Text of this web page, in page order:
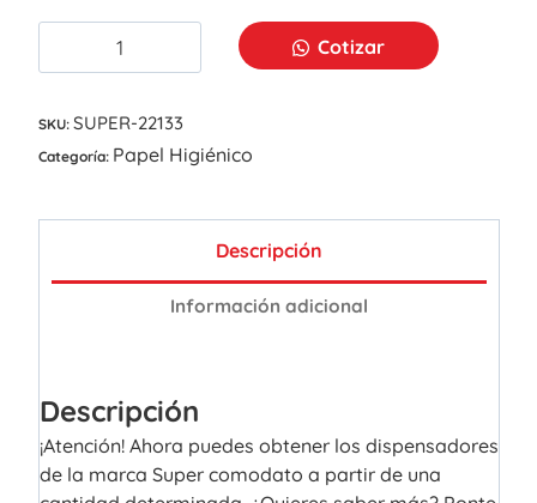
Cotizar
SKU: SUPER-22133
Categoría: Papel Higiénico
Descripción
Información adicional
Descripción
¡Atención! Ahora puedes obtener los dispensadores
de la marca Super comodato a partir de una